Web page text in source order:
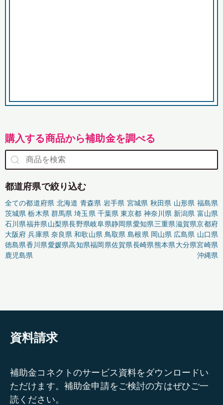
購入する商品から補助金を調べる
都道府県で絞り込む
全ての都道府県 北海道 青森県 岩手県 宮城県 秋田県 山形県 福島県
茨城県 栃木県 群馬県 埼玉県 千葉県 東京都 神奈川県 新潟県 富山県
石川県福井県山梨県長野県岐阜県静岡県愛知県三重県滋賀県京都府
大阪府 兵庫県 奈良県 和歌山県 鳥取県 島根県 岡山県 広島県 山口県
徳島県香川県愛媛県高知県福岡県佐賀県長崎県熊本県大分県宮崎県
鹿児島県
沖縄県
資料請求
補助金コネクトのサービス資料をダウンロードい
ただけます。補助金申請をご検討の方はぜひご一
読ください。